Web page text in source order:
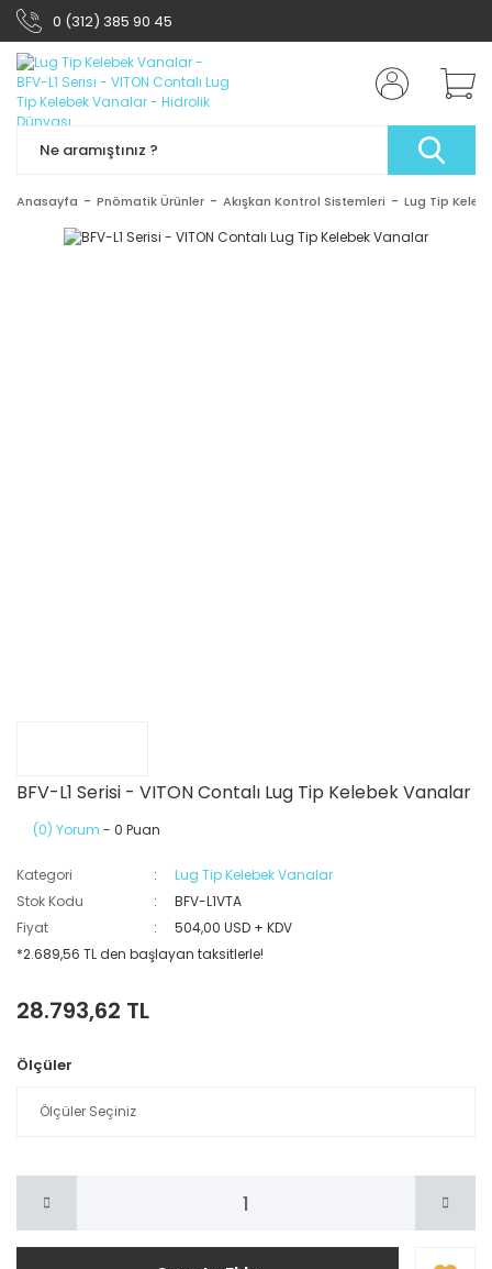
0 (312) 385 90 45
Anasayfa Pnömatik Ürünler Akışkan Kontrol Sistemleri Lug Tip
BFV-L1 Serisi - VITON Contalı Lug Tip Kelebek Vanalar
(0) Yorum - 0 Puan
Kategori
Lug Tip Kelebek Vanalar
Stok Kodu
BFV-L1VTA
Fiyat
504,00 USD + KDV
*2.689,56 TL den başlayan taksitlerle!
28.793,62 TL
Ölçüler